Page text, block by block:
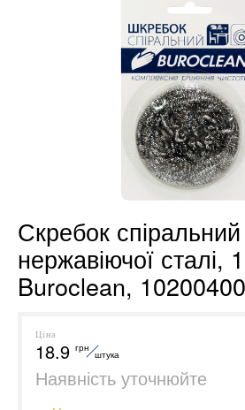
Скребок
нержавіючої сталі,
Buroclean, 10200400
Ціна
18.9 грн
штука
Наявність уточнюйте